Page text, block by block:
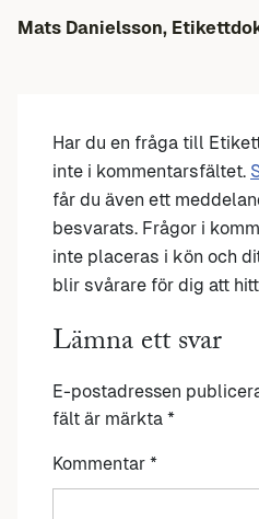
Mats Danielsson,
Har du en fråga till
inte i kommentarsfältet.
får du även ett
besvarats. Frågor i
inte placeras i kön och
blir svårare för dig att
Lämna ett svar
E-postadressen
fält är märkta *
Kommentar *